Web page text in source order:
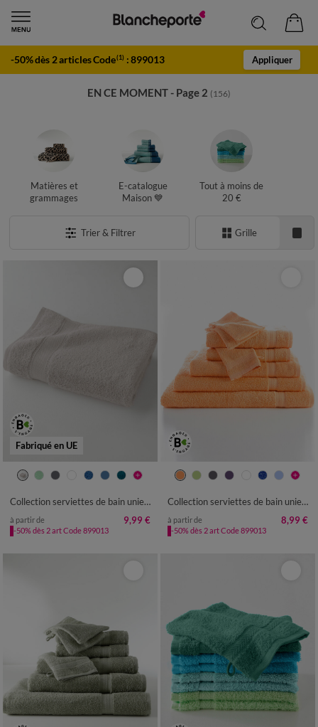
-50% dès 2 articles Code(1) :899013 Appliquer
EN CE MOMENT - Page 2 (156)
Matières et
grammages
E-catalogue
Maison 💙
Tout à moins de
20 €
Trier & Filtrer Grille
Fabriqué en UE
Collection serviettes de bain unies - confort luxe 540g/m²
à partir de 9,99 €
-50% dès 2 art Code 899013
Collection serviettes de bain unies - confort moelleux 420 g/m²
à partir de 8,99 €
-50% dès 2 art Code 899013